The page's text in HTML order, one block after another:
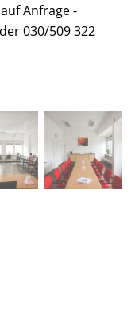
Anfrage -
030/509 322